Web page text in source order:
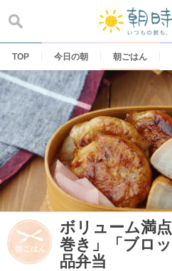
content
TOP 今日の朝 朝ごはん
ボリューム満
巻き」「ブロ
品弁当